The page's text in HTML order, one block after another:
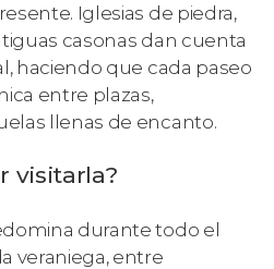
Iglesias de piedra,
casonas dan cuenta
haciendo que cada paseo
entre plazas,
llenas de encanto.
visitarla?
durante todo el
veraniega, entre